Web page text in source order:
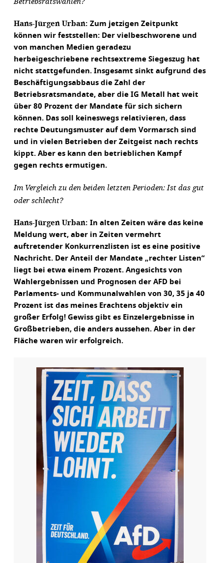
Hans-Jürgen Urban: Zum jetzigen Zeitpunkt
können wir feststellen: Der vielbeschworene und
von manchen Medien geradezu
herbeigeschriebene rechtsextreme Siegeszug hat
nicht stattgefunden. Insgesamt sinkt aufgrund des
Beschäftigungsabbaus die Zahl der
Betriebsratsmandate, aber die IG Metall hat weit
über 80 Prozent der Mandate für sich sichern
können. Das soll keineswegs relativieren, dass
rechte Deutungsmuster auf dem Vormarsch sind
und in vielen Betrieben der Zeitgeist nach rechts
kippt. Aber es kann den betrieblichen Kampf
gegen rechts ermutigen.
Im Vergleich zu den beiden letzten Perioden: Ist das gut
oder schlecht?
Hans-Jürgen Urban: In alten Zeiten wäre das keine
Meldung wert, aber in Zeiten vermehrt
auftretender Konkurrenzlisten ist es eine positive
Nachricht. Der Anteil der Mandate „rechter Listen“
liegt bei etwa einem Prozent. Angesichts von
Wahlergebnissen und Prognosen der AFD bei
Parlaments- und Kommunalwahlen von 30, 35 ja 40
Prozent ist das meines Erachtens objektiv ein
großer Erfolg! Gewiss gibt es Einzelergebnisse in
Großbetrieben, die anders aussehen. Aber in der
Fläche waren wir erfolgreich.